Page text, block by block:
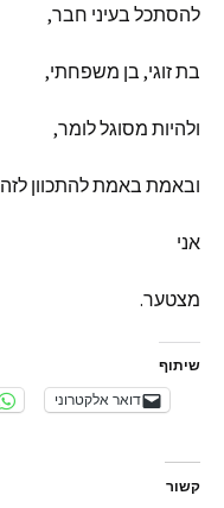
להסתכל בעיני חבר,
בתזוגי, בן משפחתי,
ולהיות מסוגללומר,
ובאמת באמתלהתכוון לזה
אני
מצטער.
שיתוף
דואר אלקטרוני
קשור